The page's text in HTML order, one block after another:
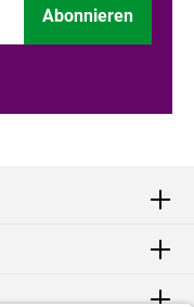
Abonnieren